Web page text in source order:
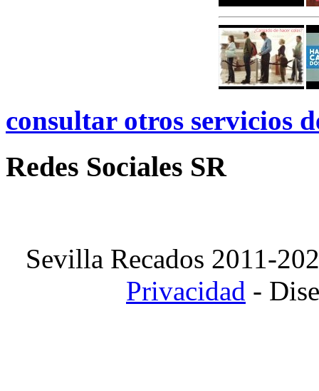
consultar otros servicios
Redes Sociales SR
Sevilla Recados 2011-
Privacidad -